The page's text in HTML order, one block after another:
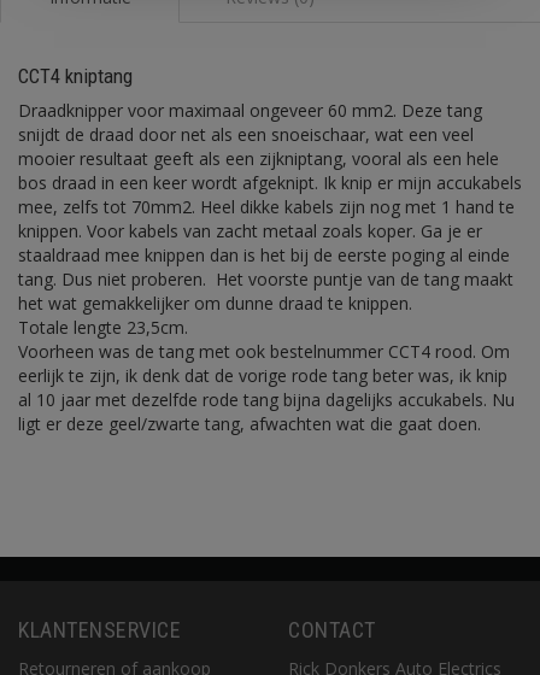
CCT4 kniptang
Draadknipper voor maximaal ongeveer 60 mm2. Deze tang
snijdt de draad door net als een snoeischaar, wat een veel
mooier resultaat geeft als een zijkniptang, vooral als een hele
bos draad in een keer wordt afgeknipt. Ik knip er mijn accukabels
mee, zelfs tot 70mm2. Heel dikke kabels zijn nog met 1 hand te
knippen. Voor kabels van zacht metaal zoals koper. Ga je er
staaldraad mee knippen dan is het bij de eerste poging al einde
tang. Dus niet proberen. Het voorste puntje van de tang maakt
het wat gemakkelijker om dunne draad te knippen.
Totale lengte 23,5cm.
Voorheen was de tang met ook bestelnummer CCT4 rood. Om
eerlijk te zijn, ik denk dat de vorige rode tang beter was, ik knip
al 10 jaar met dezelfde rode tang bijna dagelijks accukabels. Nu
ligt er deze geel/zwarte tang, afwachten wat die gaat doen.
KLANTENSERVICE
Retourneren of aankoop
CONTACT
Rick Donkers Auto Electrics